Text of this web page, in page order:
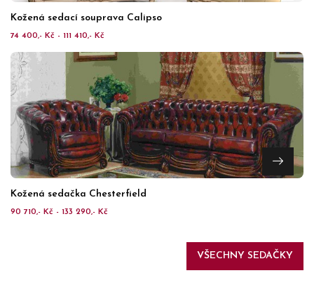
Kožená sedací souprava Calipso
74 400,- Kč - 111 410,- Kč
Kožená sedačka Chesterfield
90 710,- Kč - 133 290,- Kč
VŠECHNY SEDAČKY